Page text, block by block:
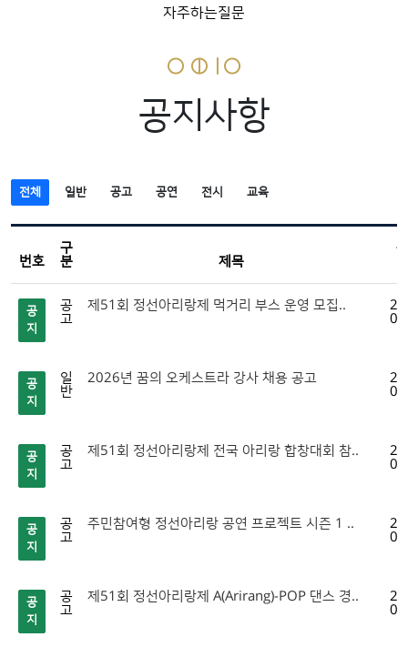
자주하는질문
공지사항
전체 일반 공고 공연 전시 교육
번호
구
분
제목
공
지
공
고
제51회 정선아리랑제 먹거리 부스 운영 모집..
공
지
일
반
2026년 꿈의 오케스트라 강사 채용 공고
공
지
공
고
제51회 정선아리랑제 전국 아리랑 합창대회 참..
공
지
공
고
주민참여형 정선아리랑 공연 프로젝트 시즌 1 ..
공
지
공
고
제51회 정선아리랑제 A(Arirang)-POP 댄스 경..